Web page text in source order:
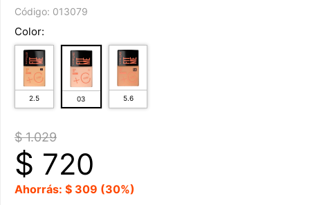
Código: 013079
Color:
2.5 03 5.6
$ 1.029
$ 720
Ahorrás: $ 309 (30%)